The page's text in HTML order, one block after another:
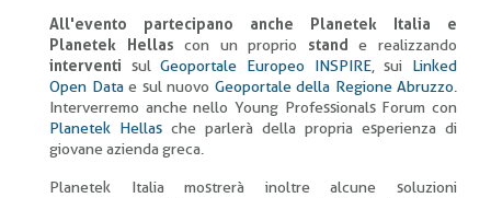
All'evento partecipano anche Planetek Italia e
Planetek Hellas con un proprio stande realizzando
interventi sulGeoportale Europeo INSPIRE, sui Linked
Open Datae sul nuovo Geoportale della Regione Abruzzo
Interverremo anche nello Young Professionals Forum con
Planetek Hellas che parlerà della propria esperienza di
giovane azienda greca.
Planetek Italia mostrerà inoltre alcune soluzioni